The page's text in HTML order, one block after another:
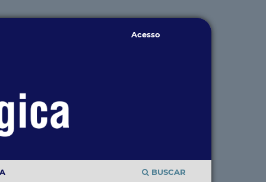
BUSCAR
Acesso